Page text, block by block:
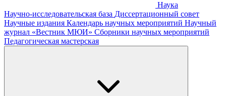
Наука
Научно-исследовательская база Диссертационный совет
Научные издания Календарь научных мероприятий Научный
журнал «Вестник МЮИ» Сборники научных мероприятий
Педагогическая мастерская